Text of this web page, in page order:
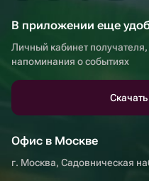
В приложении еще
Личный кабинет
напоминания о событиях
Офис в Москве
г. Москва, Садовническая